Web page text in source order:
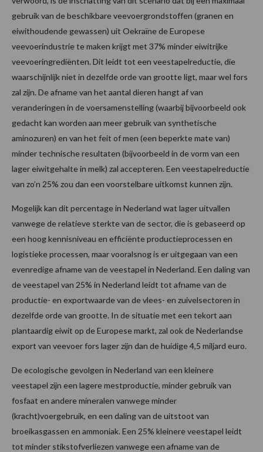
gebruik van de beschikbare veevoergrondstoffen (granen en
eiwithoudende gewassen) uit Oekraïne de Europese
veevoerindustrie te maken krijgt met 37% minder eiwitrijke
veevoeringrediënten. Dit leidt tot een veestapelreductie, die
waarschijnlijk niet in dezelfde orde van grootte ligt, maar wel fors
zal zijn. De afname van het aantal dieren hangt af van
veranderingen in de voersamenstelling (waarbij bijvoorbeeld ook
gedacht kan worden aan meer gebruik van synthetische
aminozuren) en van het feit of men (een beperkte mate van)
minder technische resultaten (bijvoorbeeld in de vorm van een
lager eiwitgehalte in melk) zal accepteren. Een veestapelreductie
van zo’n 25% zou dan een voorstelbare uitkomst kunnen zijn.
Mogelijk kan dit percentage in Nederland wat lager uitvallen
vanwege de relatieve sterkte van de sector, die is gebaseerd op
een hoog kennisniveau en efficiënte productieprocessen en
logistieke processen, maar vooralsnog is er uitgegaan van een
evenredige afname van de veestapel in Nederland. Een daling van
de veestapel van 25% in Nederland leidt tot afname van de
productie- en exportwaarde van de vlees- en zuivelsectoren in
dezelfde orde van grootte. In de situatie met een tekort aan
plantaardig eiwit op de Europese markt, zal ook de Nederlandse
export van veevoer fors lager zijn dan de huidige 4,5 miljard euro.
De ecologische gevolgen in Nederland van een kleinere
veestapel zijn een lagere mestproductie, minder gebruik van
fosfaat en andere mineralen vanwege minder
(kracht)voergebruik, en een daling van de uitstoot van
broeikasgassen en ammoniak. Een 25% kleinere veestapel leidt
tot minder stikstofverliezen vanwege een afname van de